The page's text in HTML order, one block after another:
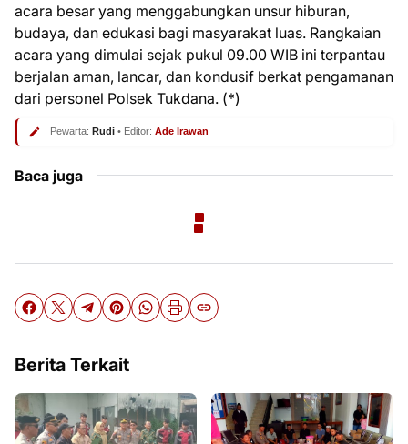
acara besar yang menggabungkan unsur hiburan,
budaya, dan edukasi bagi masyarakat luas. Rangkaian
acara yang dimulai sejak pukul 09.00 WIB ini terpantau
berjalan aman, lancar, dan kondusif berkat pengamanan
dari personel Polsek Tukdana. (*)
Pewarta: Rudi • Editor: Ade Irawan
Baca juga
Berita Terkait